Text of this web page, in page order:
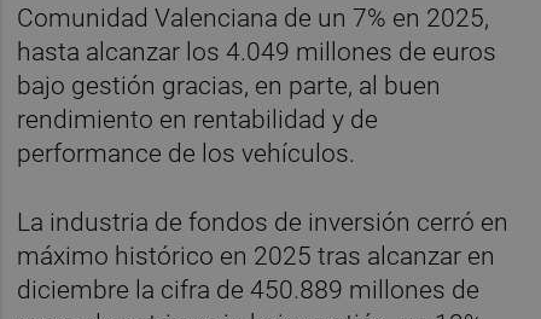
Comunidad Valenciana de un 7% en 2025,
hasta alcanzar los 4.049 millones de euros
bajo gestión gracias, en parte, al buen
rendimiento en rentabilidad y de
performance de los vehículos.
La industria de fondos de inversión cerró en
máximo histórico en 2025 tras alcanzar en
diciembre la cifra de 450.889 millones de